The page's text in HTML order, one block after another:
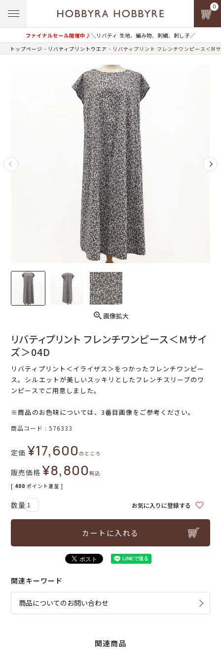
ファイナルセール開催中♪＼リバティ 生地、編み物、刺繍、刺し子／
0
トップページ リバティプリントウエア リバティプリント フレンチワンピース＜M
画像拡大
リバティプリント フレンチワンピース＜Mサイ
ズ＞04D
リバティプリント＜イライザス＞をつかったフレンチワンピー
ス。シルエットが美しいスッキリとしたフレンチスリーブのワ
ンピースでご用意しました。
※商品のお色味については、3番目画像をご参考ください。
商品コード 576333
定価 ¥17,600 のところ
販売価格 ¥8,800税込
[ 400 ポイント進呈 ]
お気に入りに登録する
カートに入れる
関連キーワード
商品についてのお問い合わせ
関連商品